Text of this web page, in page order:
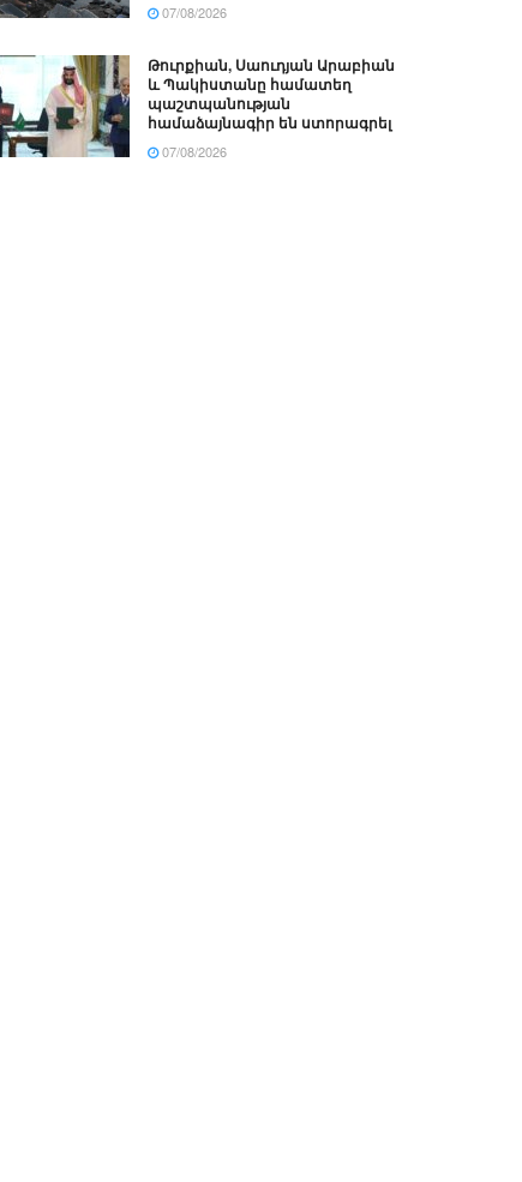
07/08/2026
Թուրքիան, Սաուդյան Արաբիան
և Պակիստանը համատեղ
պաշտպանության
համաձայնագիր են ստորագրել
07/08/2026